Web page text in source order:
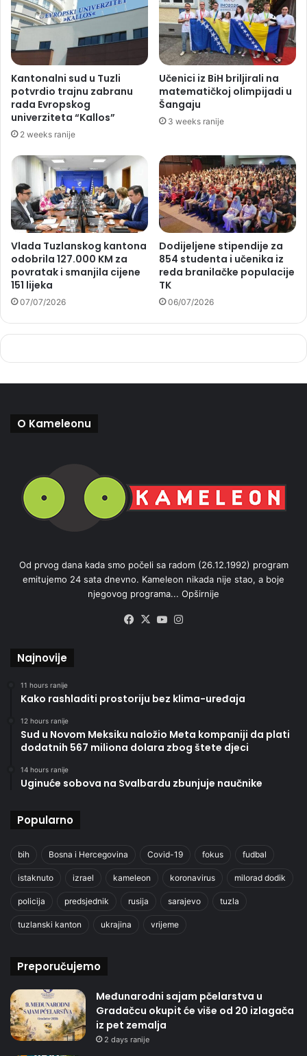
Kantonalni sud u Tuzli
potvrdio trajnu zabranu
rada Evropskog
univerziteta “Kallos”
2 weeks ranije
Učenici iz BiH briljirali na
matematičkoj olimpijadi u
Šangaju
3 weeks ranije
Vlada Tuzlanskog kantona
odobrila 127.000 KM za
povratak i smanjila cijene
151 lijeka
07/07/2026
Dodijeljene stipendije za
854 studenta i učenika iz
reda branilačke populacije
TK
06/07/2026
O Kameleonu
Od prvog dana kada smo počeli sa radom (26.12.1992) program
emitujemo 24 sata dnevno. Kameleon nikada nije stao, a boje
njegovog programa... Opširnije
Facebook
X YouTube
Najnovije
11 hours ranije
Kako rashladiti prostoriju bez klima-uređaja
12 hours ranije
Sud u Novom Meksiku naložio Meta kompaniji da plati
dodatnih 567 miliona dolara zbog štete djeci
14 hours ranije
Uginuće sobova na Svalbardu zbunjuje naučnike
Popularno
bih Bosna i Hercegovina Covid-19 fokus fudbal
istaknuto izrael kameleon koronavirus milorad dodik
policija predsjednik rusija sarajevo tuzla
tuzlanski kanton ukrajina vrijeme
Preporučujemo
Međunarodni sajam pčelarstva u
Gradačcu okupit će više od 20 izlagača
iz pet zemalja
2 days ranije